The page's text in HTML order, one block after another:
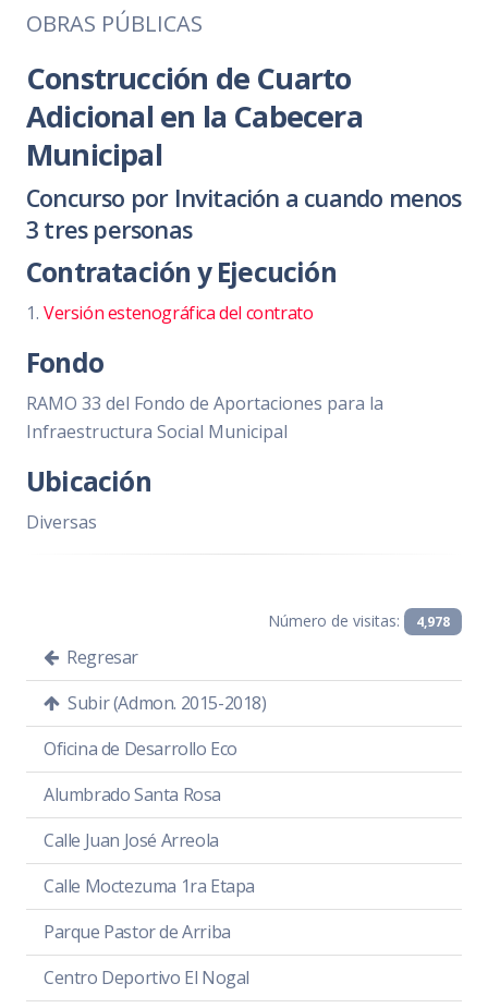
OBRAS PÚBLICAS
Construcción de Cuarto
Adicional en la Cabecera
Municipal
Concurso por Invitación a cuando menos
3 tres personas
Contratación y Ejecución
1. Versión estenográfica del contrato
Fondo
RAMO 33 del Fondo de Aportaciones para la
Infraestructura Social Municipal
Ubicación
Diversas
Número de visitas: 4,978
Regresar
Subir (Admon. 2015-2018)
Oficina de Desarrollo Eco
Alumbrado Santa Rosa
Calle Juan José Arreola
Calle Moctezuma 1ra Etapa
Parque Pastor de Arriba
Centro Deportivo El Nogal